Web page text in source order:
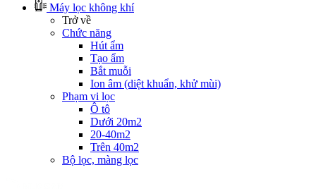
Máy lọc không khí
Trở về
Chức năng
Hút ẩm
Tạo ẩm
Bắt muỗi
Ion âm (diệt khuẩn, khử mùi)
Phạm vi lọc
Ô tô
Dưới 20m2
20-40m2
Trên 40m2
Bộ lọc, màng lọc